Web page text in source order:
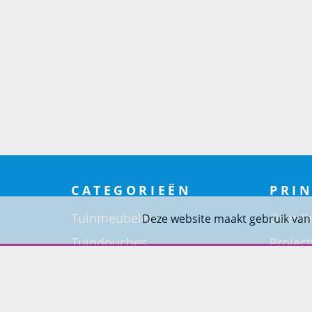
Deze website maakt gebruik
CATEGORIEËN
Tuinmeubelen
Tuindouches
Over